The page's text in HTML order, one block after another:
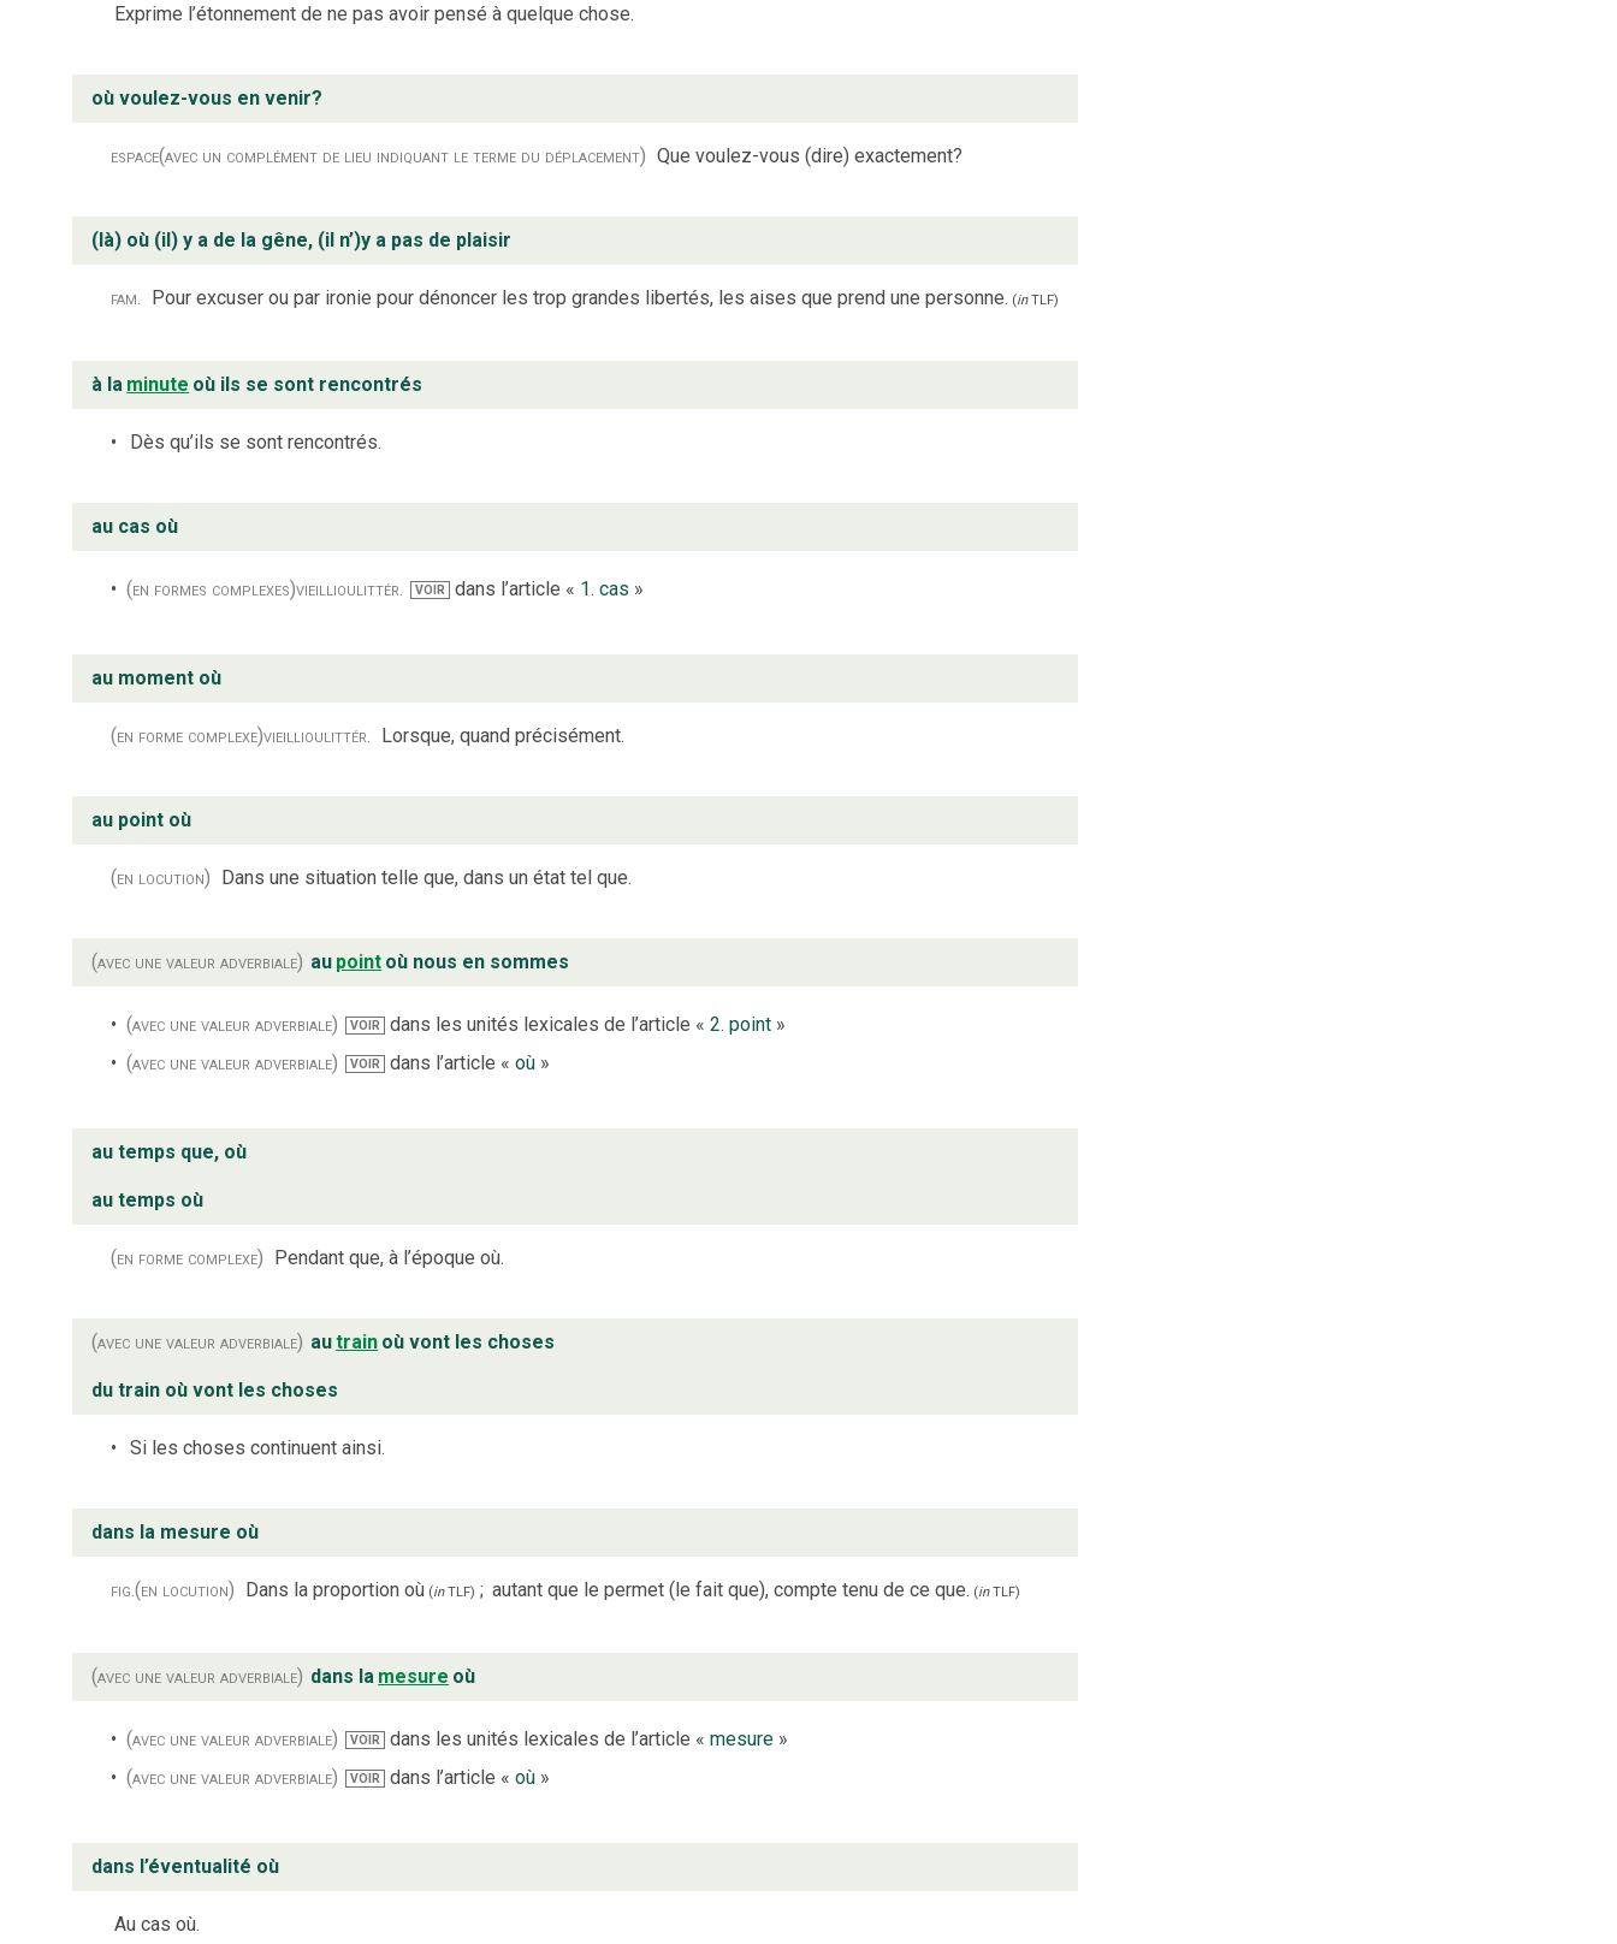
Exprime l’étonnement de ne pas avoir pensé à quelque chose.
où voulez-vous en venir?
espace(avec un complément de lieu indiquant le terme du déplacement) Que voulez-vous (dire) exactement?
(là) où (il) y a de la gêne, (il n’)y a pas de plaisir
fam. Pour excuser ou par ironie pour dénoncer les trop grandes libertés, les aises que prend une personne. (inTLF)
à la minute où ils se sont rencontrés
Dès qu’ils se sont rencontrés.
au cas où
(en formes complexes)vieillioulittér. VOIR dans l’article « 1. cas »
au moment où
(en forme complexe)vieillioulittér. Lorsque, quand précisément.
au point où
(en locution) Dans une situation telle que, dans un état tel que.
(avec une valeur adverbiale) au point où nous en sommes
(avec une valeur adverbiale) VOIR dans les unités lexicales de l’article « 2. point»
(avec une valeur adverbiale)
VOIR dans l’article « où»
au temps que, où
au temps où
(en forme complexe) Pendant que, à l’époque où.
(avec une valeur adverbiale) autrain où vont les choses
du train où vont les choses
Si les choses continuent ainsi.
dans la mesure où
fig.(en locution) Dans la proportion où (inTLF) ; autant que le permet (le fait que), compte tenu de ce que. (inTLF)
(avec une valeur adverbiale) dans la mesure où
(avec une valeur adverbiale) VOIR dans les unités lexicales de l’article « mesure»
(avec une valeur adverbiale)
VOIR dans l’article « où»
dans l’éventualité où
Au cas où.